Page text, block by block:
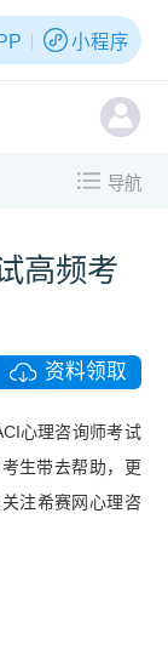
小程序
导航
高频考
资料领取
心理咨询师考试
生带去帮助，更
注希赛网心理咨